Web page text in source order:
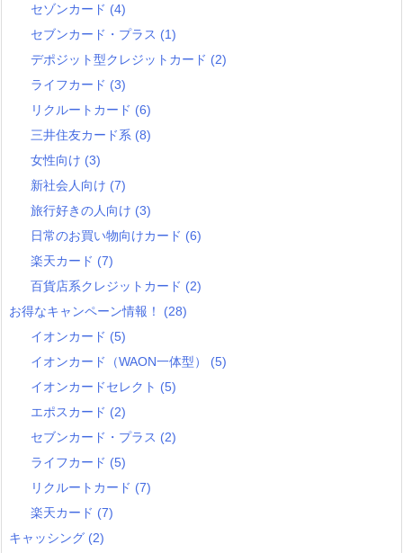
セゾンカード (4)
セブンカード・プラス (1)
デポジット型クレジットカード (2)
ライフカード (3)
リクルートカード (6)
三井住友カード系 (8)
女性向け (3)
新社会人向け (7)
旅行好きの人向け (3)
日常のお買い物向けカード (6)
楽天カード (7)
百貨店系クレジットカード (2)
お得なキャンペーン情報！ (28)
イオンカード (5)
イオンカード（WAON一体型） (5)
イオンカードセレクト (5)
エポスカード (2)
セブンカード・プラス (2)
ライフカード (5)
リクルートカード (7)
楽天カード (7)
キャッシング (2)